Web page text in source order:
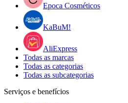
Epoca Cosméticos
KaBuM!
AliExpress
Todas as marcas
Todas as categorias
Todas as subcategorias
Serviços e benefícios